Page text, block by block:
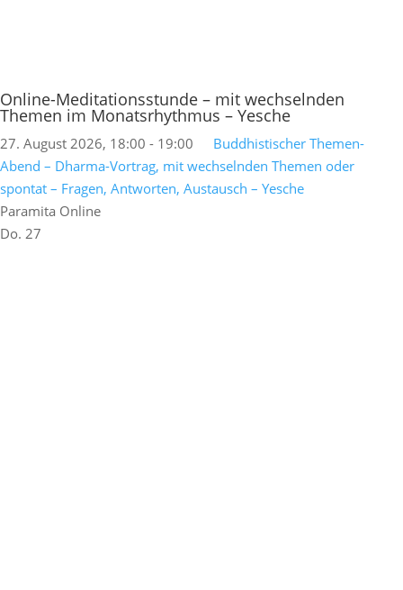
Online-Meditationsstunde – mit wechselnden
Themen im Monatsrhythmus – Yesche
27. August 2026, 18:00 - 19:00
Buddhistischer Themen-
Abend – Dharma-Vortrag, mit wechselnden Themen oder
spontat – Fragen, Antworten, Austausch – Yesche
Paramita Online
Do. 27